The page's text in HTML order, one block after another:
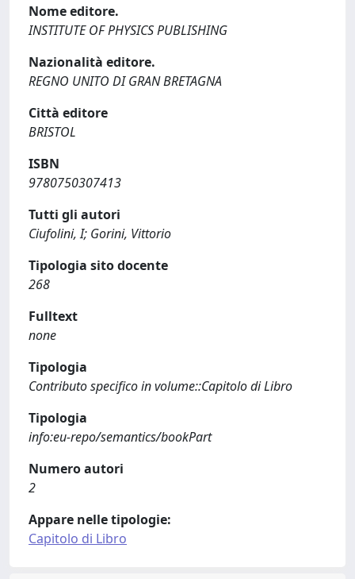
Nome editore.
INSTITUTE OF PHYSICS PUBLISHING
Nazionalità editore.
REGNO UNITO DI GRAN BRETAGNA
Città editore
BRISTOL
ISBN
9780750307413
Tutti gli autori
Ciufolini, I; Gorini, Vittorio
Tipologia sito docente
268
Fulltext
none
Tipologia
Contributo specifico in volume::Capitolo di Libro
Tipologia
info:eu-repo/semantics/bookPart
Numero autori
2
Appare nelle tipologie:
Capitolo di Libro